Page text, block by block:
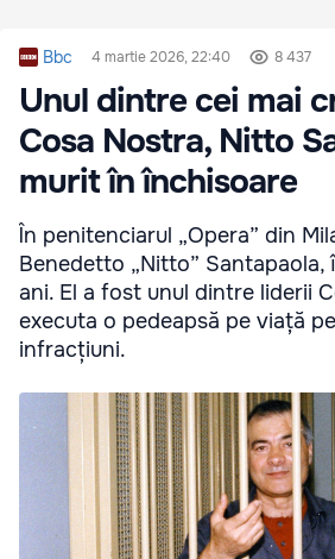
Bbc 4 martie 2026, 22:40 8 437
Unul dintre cei mai
Cosa Nostra, Nitto
murit în închisoare
În penitenciarul „Opera” din
Benedetto „Nitto” Santapaola,
ani. El a fost unul dintre liderii
executa o pedeapsă pe viață
infracțiuni.